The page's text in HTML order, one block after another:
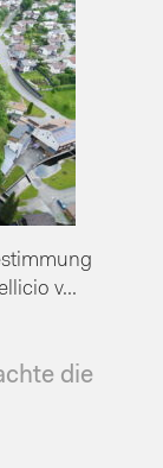
v...
die